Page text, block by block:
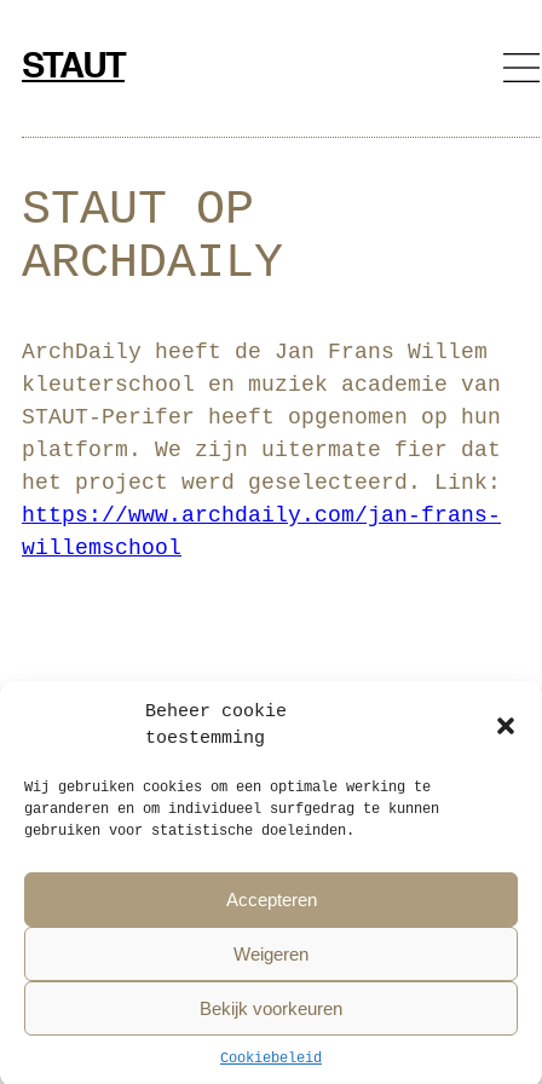
Beheer cookie
toestemming
Wij gebruiken cookies om een optimale werking te
garanderen en om individueel surfgedrag te kunnen
gebruiken voor statistische doeleinden.
Accepteren
Weigeren
Bekijk voorkeuren
Cookiebeleid
naar
de
STAUT
STAUT OP
ARCHDAILY
ArchDaily heeft de Jan Frans Willem
kleuterschool en muziek academie van
STAUT-Perifer heeft opgenomen op hun
platform. We zijn uitermate fier dat
het project werd geselecteerd. Link:
https://www.archdaily.com/jan-frans-
willemschool
Ankerrui 20, B-2000 Antwerpen, België
EN
Cookiebeleid